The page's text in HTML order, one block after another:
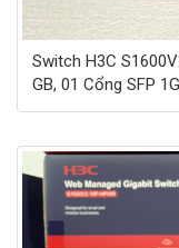
Switch H3C
GB, 01 Cổng SFP